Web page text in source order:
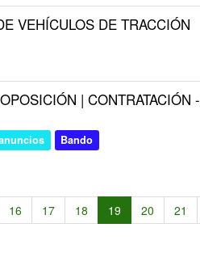
VEHÍCULOS DE TRACCIÓN
| CONTRATACIÓN -
Bando
16 17 18 19 20 21